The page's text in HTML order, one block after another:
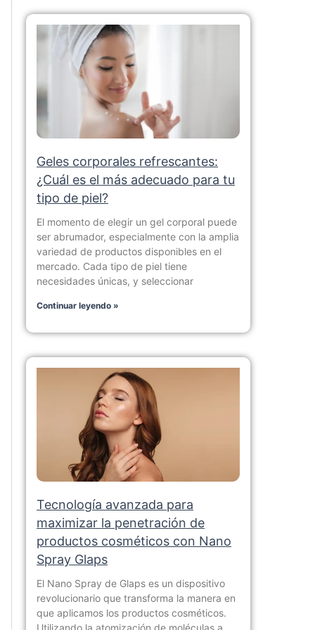
Geles corporales refrescantes:
¿Cuál es el más adecuado para tu
tipo de piel?
El momento de elegir un gel corporal puede
ser abrumador, especialmente con la amplia
variedad de productos disponibles en el
mercado. Cada tipo de piel tiene
necesidades únicas, y seleccionar
Continuar leyendo »
Tecnología avanzada para
maximizar la penetración de
productos cosméticos con Nano
Spray Glaps
El Nano Spray de Glaps es un dispositivo
revolucionario que transforma la manera en
que aplicamos los productos cosméticos.
Utilizando la atomización de moléculas a